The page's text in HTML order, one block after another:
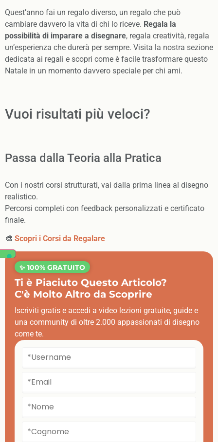
Quest’anno fai un regalo diverso, un regalo che può
cambiare davvero la vita di chi lo riceve. Regala la
possibilità di imparare a disegnare, regala creatività, regala
un’esperienza che durerà per sempre. Visita la nostra sezione
dedicata ai regali e scopri come è facile trasformare questo
Natale in un momento davvero speciale per chi ami.
Vuoi risultati più veloci?
Passa dalla Teoria alla Pratica
Con i nostri corsi strutturati, vai dalla prima linea al disegno
realistico.
Percorsi completi con feedback personalizzati e certificato
finale.
🎨 Scopri i Corsi da Regalare
✨ 100% GRATUITO
Ti è Piaciuto Questo Articolo?
C'è Molto Altro da Scoprire
Iscriviti gratis e accedi a video lezioni gratuite, guide e
una community di oltre 2.000 appassionati di disegno
come te.